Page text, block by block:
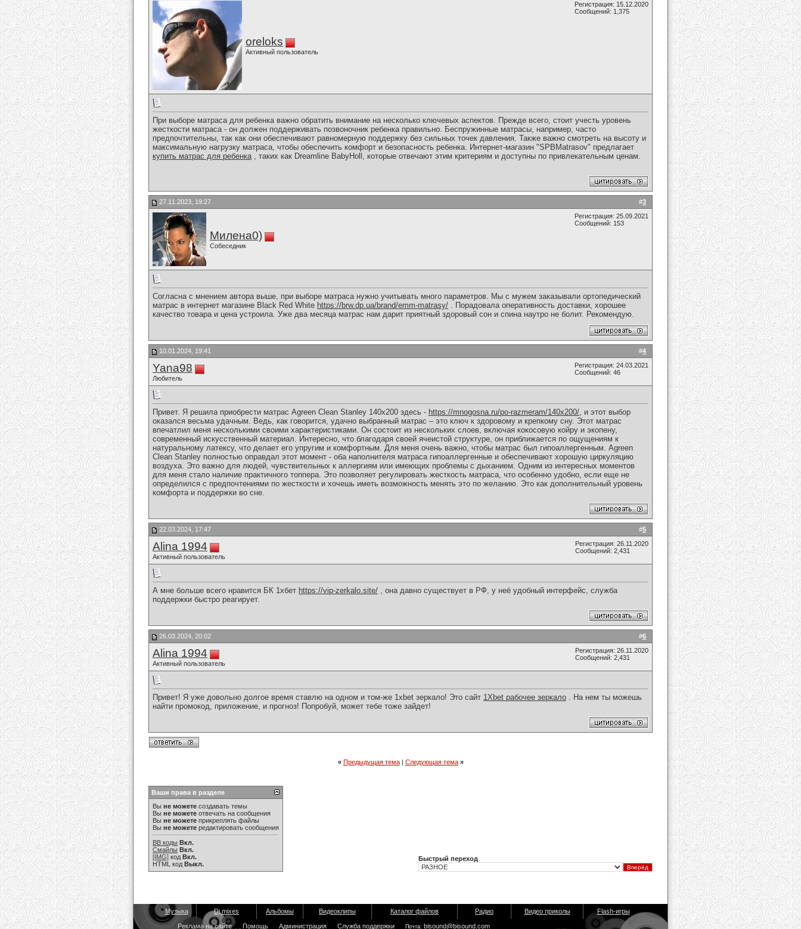
oreloks
Активный пользователь
Регистрация: 15.12.2020
Сообщений: 1,375
При выборе матраса для ребенка важно обратить внимание на несколько ключевых аспектов. Прежде всего, стоит учесть уровень
жесткости матраса - он должен поддерживать позвоночник ребенка правильно. Беспружинные матрасы, например, часто
предпочтительны, так как они обеспечивают равномерную поддержку без сильных точек давления. Также важно смотреть на высоту и
максимальную нагрузку матраса, чтобы обеспечить комфорт и безопасность ребенка. Интернет-магазин "SPBMatrasov" предлагает
купить матрас для ребенка, таких как Dreamline BabyHoll, которые отвечают этим критериям и доступны по привлекательным ценам​​.
#3
27.11.2023, 19:27
Милена0)
Собеседник
Регистрация: 25.09.2021
Сообщений: 153
Согласна с мнением автора выше, при выборе матраса нужно учитывать много параметров. Мы с мужем заказывали ортопедический
матрас в интернет магазине Black Red White https://brw.dp.ua/brand/emm-matrasy/ . Порадовала оперативность доставки, хорошее
качество товара и цена устроила. Уже два месяца матрас нам дарит приятный здоровый сон и спина наутро не болит. Рекомендую.
#4
10.01.2024, 19:41
Yana98
Любитель
Регистрация: 24.03.2021
Сообщений: 46
Привет. Я решила приобрести матрас Agreen Clean Stanley 140x200 здесь - https://mnogosna.ru/po-razmeram/140x200/, и этот выбор
оказался весьма удачным. Ведь, как говорится, удачно выбранный матрас – это ключ к здоровому и крепкому сну. Этот матрас
впечатлил меня несколькими своими характеристиками. Он состоит из нескольких слоев, включая кокосовую койру и экопену,
современный искусственный материал. Интересно, что благодаря своей ячеистой структуре, он приближается по ощущениям к
натуральному латексу, что делает его упругим и комфортным. Для меня очень важно, чтобы матрас был гипоаллергенным. Agreen
Clean Stanley полностью оправдал этот момент - оба наполнителя матраса гипоаллергенные и обеспечивают хорошую циркуляцию
воздуха. Это важно для людей, чувствительных к аллергиям или имеющих проблемы с дыханием. Одним из интересных моментов
для меня стало наличие практичного топпера. Это позволяет регулировать жесткость матраса, что особенно удобно, если еще не
определился с предпочтениями по жесткости и хочешь иметь возможность менять это по желанию. Это как дополнительный уровень
комфорта и поддержки во сне.
#5
22.03.2024, 17:47
Alina 1994
Активный пользователь
Регистрация: 26.11.2020
Сообщений: 2,431
А мне больше всего нравится БК 1хбет https://vip-zerkalo.site/ , она давно существует в РФ, у неё удобный интерфейс, служба
поддержки быстро реагирует.
#6
26.03.2024, 20:02
Alina 1994
Активный пользователь
Регистрация: 26.11.2020
Сообщений: 2,431
Привет! Я уже довольно долгое время ставлю на одном и том-же 1xbet зеркало! Это сайт 1Xbet рабочее зеркало . На нем ты можешь
найти промокод, приложение, и прогноз! Попробуй, может тебе тоже зайдет!
« Предыдущая тема| Следующая тема »
Ваши права в разделе
Вы не можете создавать темы
Вы не можете отвечать на сообщения
Вы не можете прикреплять файлы
Вы не можете редактировать сообщения
BB коды Вкл.
Смайлы Вкл.
[IMG] код Вкл.
HTML код Выкл.
Быстрый переход
Музыка Dj mixes Альбомы Видеоклипы Каталог файлов Радио Видео приколы Flash-игры
Реклама на сайте Помощь Администрация Служба поддержки Почта: bisound@bisound.com